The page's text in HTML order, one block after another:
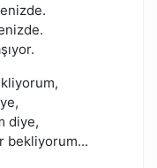
diye,
bekliyorum...